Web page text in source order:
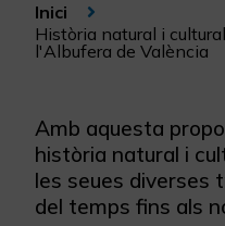
Inici
Història natural i
l'Albufera de València
Amb aquesta
història natural i
les seues diverses
del temps fins als